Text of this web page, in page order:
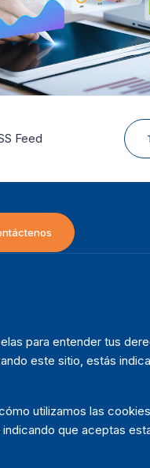
Feed
para entender tus
este sitio, estás
utilizamos las
que aceptas